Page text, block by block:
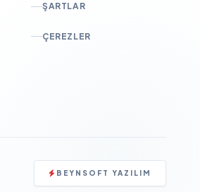
ŞARTLAR
ÇEREZLER
BEYNSOFT YAZILIM